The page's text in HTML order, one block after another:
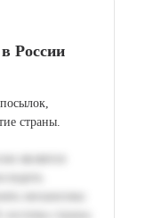
России
страны.